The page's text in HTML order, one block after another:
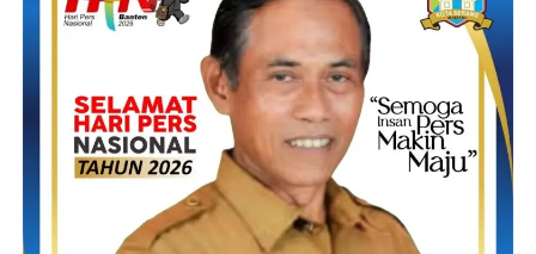
Ahmad saftari, menuturkan dirinya yakin bahwa 5 atau 6 tahun
kedepan para pemain yang bertanding di Festival Sepakbola ini
akan menjadi pemain nasional, dan beliau juga berterima kasih
kepada ketua panitia dan pengurus SBB Bina Mukti dan seluruh
panitia yang telah menyukseskan acara tersebut.
“Semoga dengan adanya Festival Sepak Bola Usia muda Bina